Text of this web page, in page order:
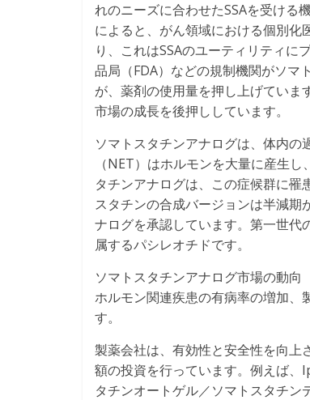
れのニーズに合わせたSSAを受ける
によると、がん領域における個別化
り、これはSSAのユーティリティ
品局（FDA）などの規制機関がソマ
が、薬剤の使用量を押し上げていま
市場の成長を後押ししています。
ソマトスタチンアナログは、体内
（NET）はホルモンを大量に産生
タチンアナログは、この症候群に罹
スタチンの合成バージョンは半減
ナログを承認しています。第一世代
属するパシレオチドです。
ソマトスタチンアナログ市場の動向
ホルモン関連疾患の有病率の増加、
す。
製薬会社は、有効性と安全性を向上
額の投資を行っています。例えば、
タチンオートゲル／ソマトスタチン